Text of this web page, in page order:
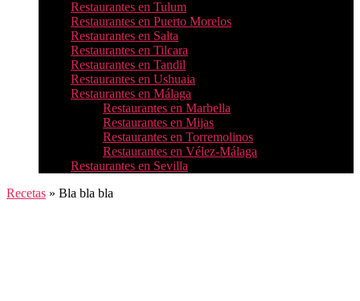
Restaurantes en Tulum
Restaurantes en Puerto Morelos
Restaurantes en Salta
Restaurantes en Tilcara
Restaurantes en Tandil
Restaurantes en Ushuaia
Restaurantes en Málaga
Restaurantes en Marbella
Restaurantes en Mijas
Restaurantes en Torremolinos
Restaurantes en Vélez-Málaga
Restaurantes en Sevilla
Recetas » Bla bla bla